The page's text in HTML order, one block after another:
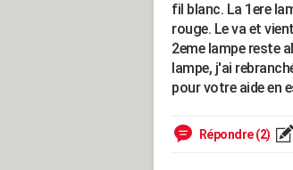
fil blanc. La 1ere
rouge. Le va et
2eme lampe reste
lampe, j'ai
pour votre aide en
Répondre (2)